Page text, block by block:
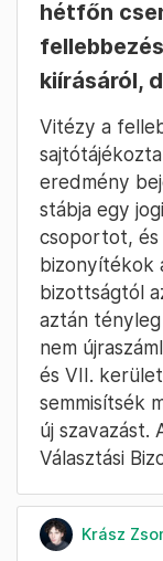
hétfőn
kiírásáról,
Vitézy a
eredmény
stábja egy
csoportot, és
bizonyítékok
bizottságtól
aztán tényleg
nem
és VII.
semmisítsék
új szavazást.
Választási
Krász